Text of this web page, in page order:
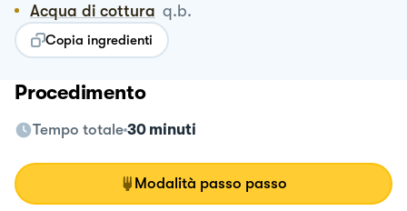
Acqua di cottura q.b.
Copia ingredienti
Procedimento
Tempo totale 30 minuti
Modalità passo passo